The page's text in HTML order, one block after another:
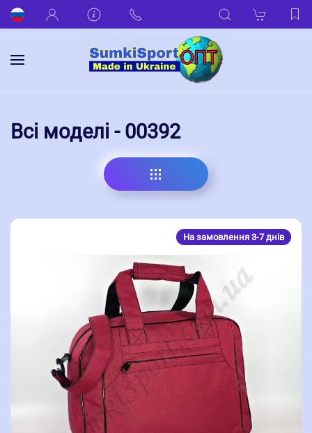
Всі моделі - 00392
На замовлення 3-7 днів